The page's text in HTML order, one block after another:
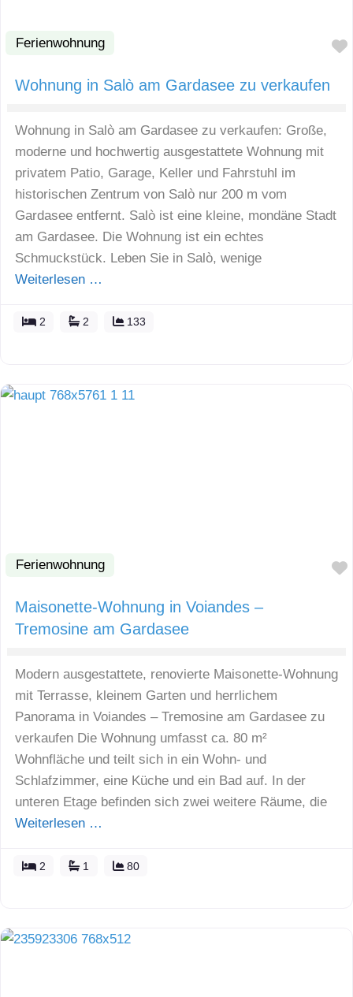
Ferienwohnung
Wohnung in Salò am Gardasee zu verkaufen
Wohnung in Salò am Gardasee zu verkaufen: Große,
moderne und hochwertig ausgestattete Wohnung mit
privatem Patio, Garage, Keller und Fahrstuhl im
historischen Zentrum von Salò nur 200 m vom
Gardasee entfernt. Salò ist eine kleine, mondäne Stadt
am Gardasee. Die Wohnung ist ein echtes
Schmuckstück. Leben Sie in Salò, wenige
Weiterlesen …
2 2 133
Ferienwohnung
Maisonette-Wohnung in Voiandes –
Tremosine am Gardasee
Modern ausgestattete, renovierte Maisonette-Wohnung
mit Terrasse, kleinem Garten und herrlichem
Panorama in Voiandes – Tremosine am Gardasee zu
verkaufen Die Wohnung umfasst ca. 80 m²
Wohnfläche und teilt sich in ein Wohn- und
Schlafzimmer, eine Küche und ein Bad auf. In der
unteren Etage befinden sich zwei weitere Räume, die
Weiterlesen …
2 1 80